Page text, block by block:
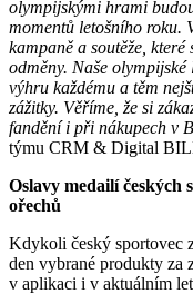
olympijskými hrami
momentů letošního roku.
kampaně a soutěže,
odměny. Naše
výhru každému a těm
zážitky. Věříme, že si
fandění i při nákupech v
týmu CRM & Digital
Oslavy medailí českých
ořechů
Kdykoli český sportovec
den vybrané produkty za
v aplikaci i v aktuálním